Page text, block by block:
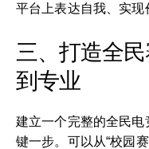
平台上表达自我、实现
三、打造全
到专业
建立一个完整的全民
键一步。可以从“校园